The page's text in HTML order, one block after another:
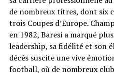
de nombreux titres, dont six
trois Coupes d’Europe.
en 1982, Baresi a marqué
leadership, sa fidélité et son
décès suscite une vive
football, où de nombreux